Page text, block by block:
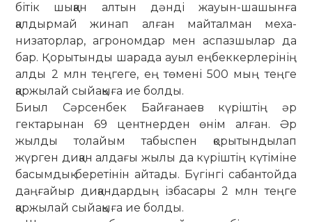
бітік шық­қан алтын дәнді жауын-шашынға
қалдырмай жинап алған майталман меха­
низаторлар, агрономдар мен аспаз­шылар да
бар. Қорытынды ша­рада ауыл еңбеккерлерінің
алды 2 млн теңгеге, ең төмені 500 мың теңге
қар­жылай сыйақыға ие болды.
Биыл Сәрсенбек Байғанаев күріштің әр
гектарынан 69 центнерден өнім ал­ған. Әр
жылды толайым табыспен қо­ры­тындылап
жүрген диқан алдағы жылы да күріштің күтіміне
басымдық беретінін айтады. Бүгінгі сабантойда
даңғайыр диқандардың ізбасары 2 млн теңге
қаржылай сыйақыға ие болды.